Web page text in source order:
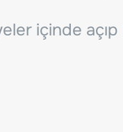
içinde